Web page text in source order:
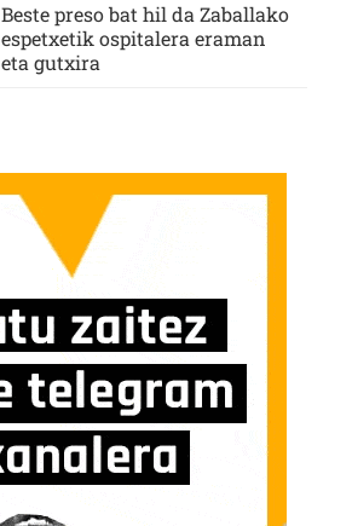
Beste preso bat hil da Zaballako
espetxetik ospitalera eraman
eta gutxira